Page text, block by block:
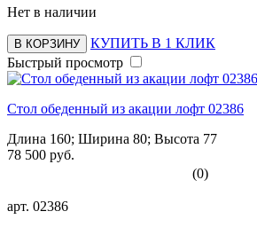
Нет в наличии
В КОРЗИНУ
КУПИТЬ В 1 КЛИК
Быстрый просмотр
Стол обеденный из акации лофт 02386
Длина 160; Ширина 80; Высота 77
78 500 руб.
(0)
арт. 02386